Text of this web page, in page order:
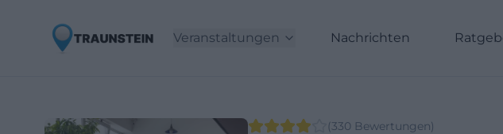
Veranstaltungen Nachrichten
(330 Bewertungen)